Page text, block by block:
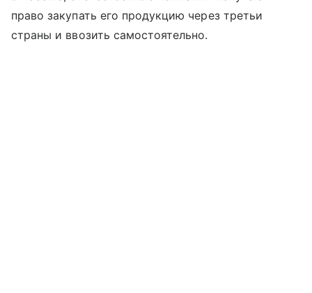
право закупать его продукцию через третьи
страны и ввозить самостоятельно.